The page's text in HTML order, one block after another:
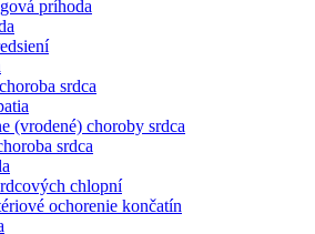
príhoda
srdca
(vrodené) choroby srdca
srdca
chlopní
ochorenie končatín